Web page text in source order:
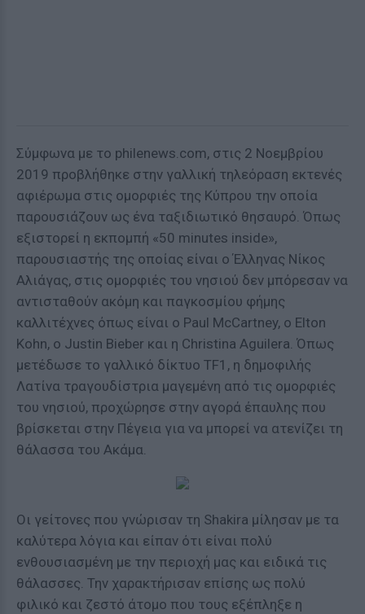
Σύμφωνα με το philenews.com, στις 2 Νοεμβρίου
2019 προβλήθηκε στην γαλλική τηλεόραση εκτενές
αφιέρωμα στις ομορφιές της Κύπρου την οποία
παρουσιάζουν ως ένα ταξιδιωτικό θησαυρό. Όπως
εξιστορεί η εκπομπή «50 minutes inside»,
παρουσιαστής της οποίας είναι ο Έλληνας Νίκος
Αλιάγας, στις ομορφιές του νησιού δεν μπόρεσαν να
αντισταθούν ακόμη και παγκοσμίου φήμης
καλλιτέχνες όπως είναι ο Paul McCartney, ο Elton
Kohn, ο Justin Bieber και η Christina Aguilera. Όπως
μετέδωσε το γαλλικό δίκτυο TF1, η δημοφιλής
Λατίνα τραγουδίστρια μαγεμένη από τις ομορφιές
του νησιού, προχώρησε στην αγορά έπαυλης που
βρίσκεται στην Πέγεια για να μπορεί να ατενίζει τη
θάλασσα του Ακάμα.
Οι γείτονες που γνώρισαν τη Shakira μίλησαν με τα
καλύτερα λόγια και είπαν ότι είναι πολύ
ενθουσιασμένη με την περιοχή μας και ειδικά τις
θάλασσες. Την χαρακτήρισαν επίσης ως πολύ
φιλικό και ζεστό άτομο που τους εξέπληξε η